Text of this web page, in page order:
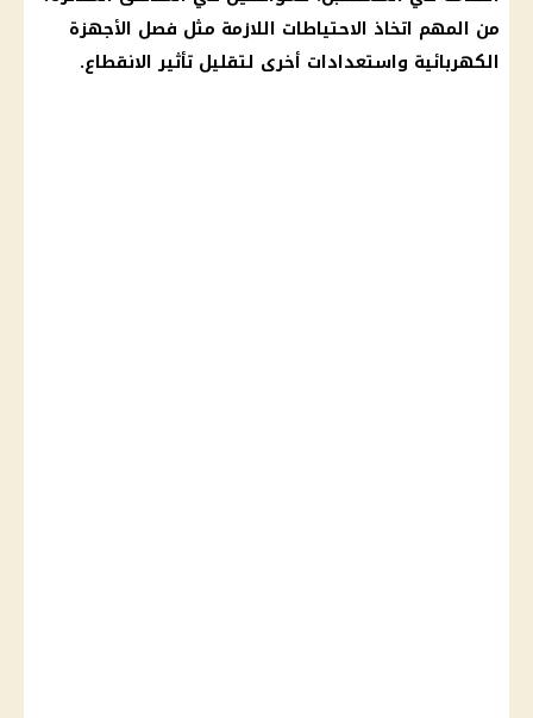
من المهم اتخاذ الاحتياطات اللازمة مثل فصل الأجهزة
الكهربائية واستعدادات أخرى لتقليل تأثير الانقطاع.